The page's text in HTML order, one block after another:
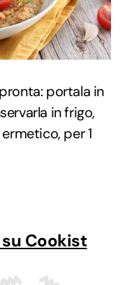
portala in
in frigo,
per 1
Cookist